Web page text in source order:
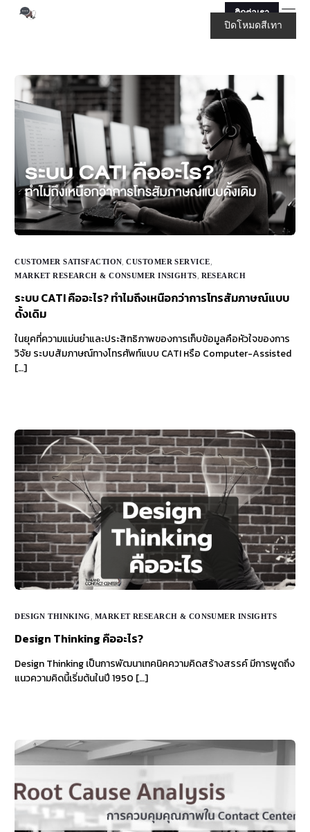
ติดต่อเรา
CUSTOMER SATISFACTION ,CUSTOMER SERVICE
MARKET RESEARCH & CONSUMER INSIGHTS RESEARCH
ระบบ CATI คืออะไร? ทำไมถึงเหนือกว่าการโทรสัมภาษณ์แบบ
ดั้งเดิม
ในยุคที่ความแม่นยำและประสิทธิภาพของการเก็บข้อมูลคือหัวใจของการ
วิจัย ระบบสัมภาษณ์ทางโทรศัพท์แบบ CATI หรือ Computer-Assisted
[…]
DESIGN THINKING MARKET RESEARCH & CONSUMER INSIGHTS
Design Thinking คืออะไร?
Design Thinking เป็นการพัฒนาเทคนิคความคิดสร้างสรรค์ มีการพูดถึง
แนวความคิดนี้เริ่มต้นในปี 1950 […]
ปิดโหมดสีเทา